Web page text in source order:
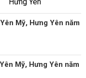
Mỹ, Hưng Yên năm
Mỹ, Hưng Yên năm